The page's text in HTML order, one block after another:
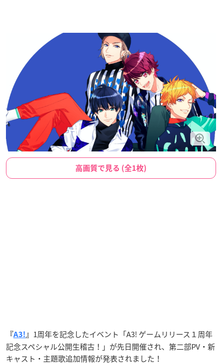
高画質で見る (全1枚)
『A3! 』 1周年を記念したイベント「A3! ゲームリリース１周年
記念スペシャル公開生稽古！」が先日開催され、第二部PV・新
キャスト・主題歌追加情報が発表されました！